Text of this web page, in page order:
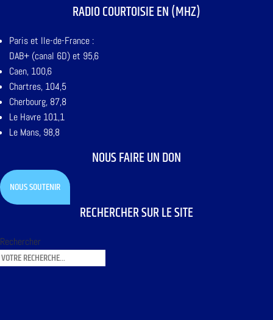
RADIO COURTOISIE EN (MHZ)
Paris et Ile-de-France :
DAB+ (canal 6D) et 95,6
Caen, 100,6
Chartres, 104,5
Cherbourg, 87,8
Le Havre 101,1
Le Mans, 98,8
NOUS FAIRE UN DON
NOUS SOUTENIR
RECHERCHER SUR LE SITE
Rechercher